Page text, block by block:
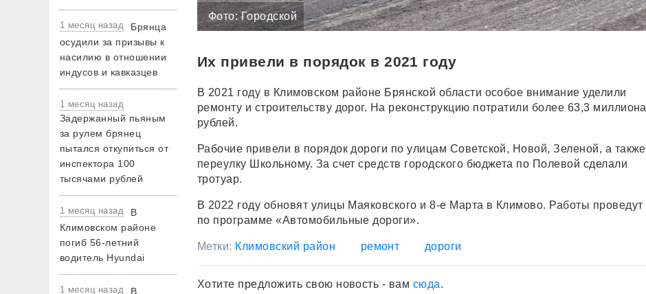
1 месяц назад
Брянца
осудили за призывы к
насилию в отношении
индусов и кавказцев
1 месяц назад
Задержанный пьяным
за рулем брянец
пытался откупиться от
инспектора 100
тысячами рублей
1 месяц назад
В
Климовском районе
погиб 56-летний
водитель Hyundai
1 месяц назад
В
Фото: Городской
Их привели в порядок в 2021 году
В 2021 году в Климовском районе Брянской области особое внимание уделили
ремонту и строительству дорог. На реконструкцию потратили более 63,3 миллиона
рублей.
Рабочие привели в порядок дороги по улицам Советской, Новой, Зеленой, а также
переулку Школьному. За счет средств городского бюджета по Полевой сделали
тротуар.
В 2022 году обновят улицы Маяковского и 8-е Марта в Климово. Работы проведут
по программе «Автомобильные дороги».
Метки: Климовский район ремонт дороги
Хотите предложить свою новость - вам сюда.